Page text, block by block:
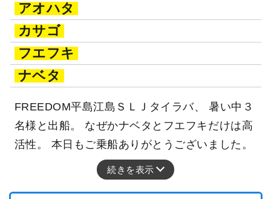
アオハタ
カサゴ
フエフキ
ナベタ
FREEDOM平島江島ＳＬＪタイラバ、 暑い中３
名様と出船。 なぜかナベタとフエフキだけは高
活性。 本日もご乗船ありがとうございました。
続きを表示